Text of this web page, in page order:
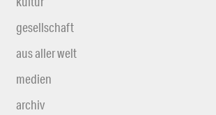
gesellschaft
aus aller welt
medien
archiv